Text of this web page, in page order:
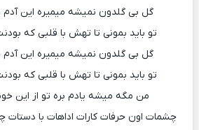
گل بی گلدون نمیشه میمیره این
تو باید بمونی تا تهش با قلبی که
گل بی گلدون نمیشه میمیره این
تو باید بمونی تا تهش با قلبی که
من مگه میشه یادم بره تو از این
چشمات اون حرفات کارات اداهات با